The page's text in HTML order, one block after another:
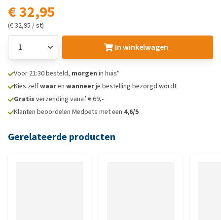
€ 32,95
(€ 32,95 / st)
In winkelwagen
Voor 21:30 besteld, morgen in huis*
Kies zelfwaaren wanneerje bestelling bezorgd wordt
Gratis verzending vanaf € 69,-
Klanten beoordelen Medpets met een 4,6/5
Gerelateerde producten